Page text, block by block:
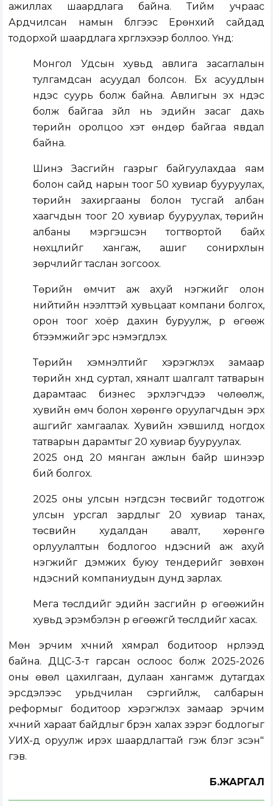
ажиллах шаардлага байна. Тийм учраас
Ардчилсан намын бүлгээс Ерөнхий сайдад
тодорхой шаардлага хүргүүлэхээр боллоо. Үүнд:
Монгол Удсын хувьд авлига засаглалын
тулгамдсан асуудал болсон. Бүх асуудлын
үндэс суурь болж байна. Авлигын эх үндэс
болж байгаа зүйл нь эдийн засаг дахь
төрийн оролцоо хэт өндөр байгаа явдал
байна.
Шинэ Засгийн газрыг байгуулахдаа яам
болон сайд нарын тоог 50 хувиар бууруулах,
төрийн захиргааны болон тусгай албан
хаагчдын тоог 20 хувиар бууруулах, төрийн
албаны мэргэшсэн тогтвортой байх
нөхцлийг хангаж, ашиг сонирхлын
зөрчлийг таслан зогсоох.
Төрийн өмчит аж ахуй нэгжийг олон
нийтийн нээлттэй хувьцаат компани болгох,
орон тоог хоёр дахин буруулж, үр өгөөж
бүтээмжийг эрс нэмэгдүлэх.
Төрийн хэмнэлтийг хэрэгжүүлэх замаар
төрийн хүнд суртал, хяналт шалгалт татварын
дарамтаас бизнес эрхлэгчдээ чөлөөлж,
хувийн өмч болон хөрөнгө оруулагчдын эрх
ашгийг хамгаалах. Хувийн хэвшилд ногдох
татварын дарамтыг 20 хувиар бууруулах.
2025 онд 20 мянган ажлын байр шинээр
бий болгох.
2025 оны улсын нэгдсэн төсвийг тодотгож
улсын урсгал зардлыг 20 хувиар танах,
төсвийн худалдан авалт, хөрөнгө
орлуулалтын бодлогоо үндэсний аж ахуй
нэгжийг дэмжих буюу тендерийг зөвхөн
үндэсний компаниудын дунд зарлах.
Мега төслүүдийг эдийн засгийн үр өгөөжийн
хувьд эрэмбэлэн үр өгөөжгүй төслүүдийг хасах.
Мөн эрчим хүчний хямрал бодитоор нүүрлээд
байна. ДЦС-3-т гарсан ослоос болж 2025-2026
оны өвөл цахилгаан, дулаан хангамж дутагдах
эрсдэлээс урьдчилан сэргийлж, салбарын
реформыг бодитоор хэрэгжүүлэх замаар эрчим
хүчний хараат байдлыг бүрэн халах зэрэг бодлогыг
УИХ-д оруулж ирэх шаардлагтай гэж бүлэг үзсэн"
гэв.
Б.ЖАРГАЛ